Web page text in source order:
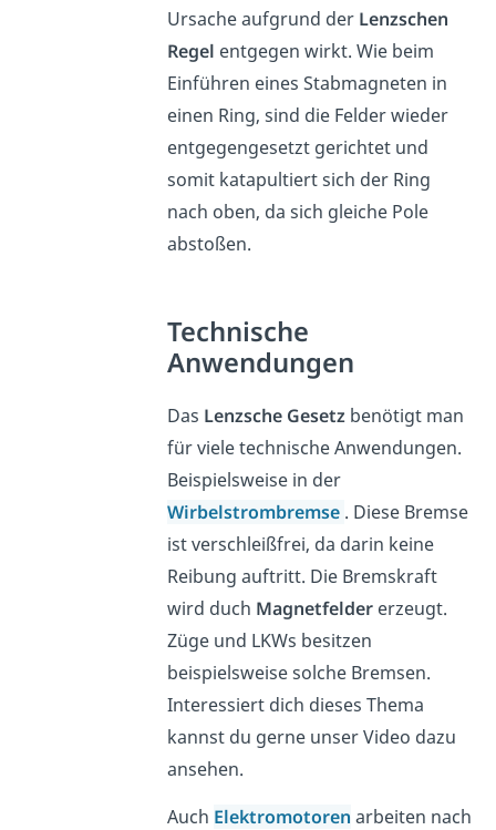
Ursache aufgrund derLenzschen
Regel entgegen wirkt. Wie beim
Einführen eines Stabmagneten in
einen Ring, sind die Felder wieder
entgegengesetzt gerichtet und
somit katapultiert sich der Ring
nach oben, da sich gleiche Pole
abstoßen.
Technische
Anwendungen
Das Lenzsche Gesetzbenötigt man
für viele technische Anwendungen.
Beispielsweise in der
Wirbelstrombremse . Diese Bremse
ist verschleißfrei, da darin keine
Reibung auftritt. Die Bremskraft
wird duch Magnetfeldererzeugt.
Züge und LKWs besitzen
beispielsweise solche Bremsen.
Interessiert dich dieses Thema
kannst du gerne unser Video dazu
ansehen.
Auch Elektromotoren arbeiten nach